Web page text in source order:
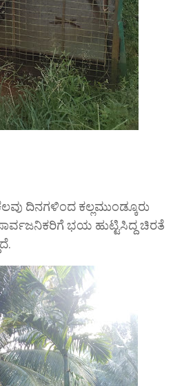
ದಿನಗಳಿಂದ ಕಲ್ಲಮುಂಡ್ಕೂರು
ಭಯ ಹುಟ್ಟಿಸಿದ್ದ ಚಿರತೆ